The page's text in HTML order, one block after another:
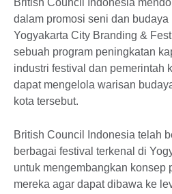
British Council Indonesia
dalam promosi seni dan
Yogyakarta City Branding &
sebuah program peningkatan
industri festival dan pemerintah
dapat mengelola warisan
kota tersebut.
British Council Indonesia telah
berbagai festival terkenal di
untuk mengembangkan konsep
mereka agar dapat dibawa ke